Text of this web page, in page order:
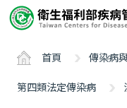
要
ALT+C
首頁 傳染病
第四類法定傳染病